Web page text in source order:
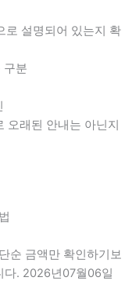
로 설명되어 있는지 확
구분
오래된 안내는 아닌지
순 금액만 확인하기보
다. 2026년07월06일